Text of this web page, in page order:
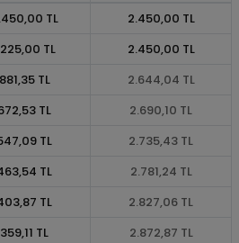
TL
2.450,00 TL
TL
2.450,00 TL
881,35 TL
2.644,04 TL
TL
2.690,10 TL
TL
2.735,43 TL
TL
2.781,24 TL
TL
2.827,06 TL
359,11 TL
2.872,87 TL